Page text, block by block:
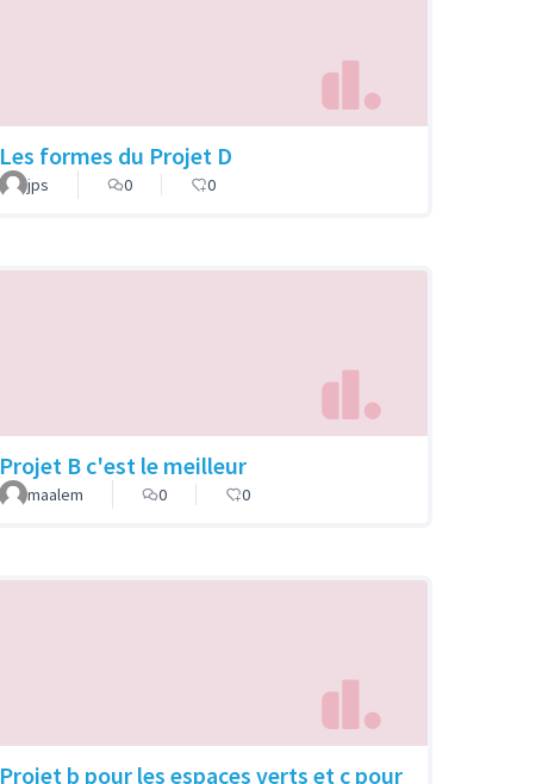
Les formes du Projet D
jps 0 0
Projet B c'est le meilleur
maalem 0 0
Projet b pour les espaces verts et c pour